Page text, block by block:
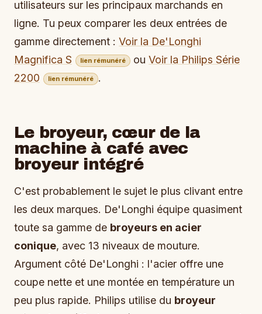
utilisateurs sur les principaux marchands en
ligne. Tu peux comparer les deux entrées de
gamme directement : Voir la De'Longhi
Magnifica S
lien rémunéré ou Voir la Philips Série
2200
lien rémunéré .
Le broyeur, cœur de la
machine à café avec
broyeur intégré
C'est probablement le sujet le plus clivant entre
les deux marques. De'Longhi équipe quasiment
toute sa gamme de broyeurs en acier
conique, avec 13 niveaux de mouture.
Argument côté De'Longhi : l'acier offre une
coupe nette et une montée en température un
peu plus rapide. Philips utilise du broyeur